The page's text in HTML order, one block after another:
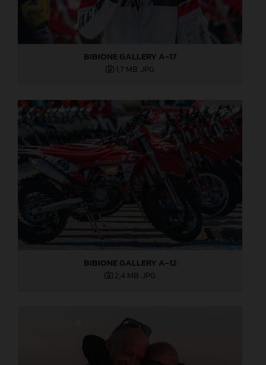
BIBIONE GALLERY A-17
1,7 MB .JPG
BIBIONE GALLERY A-12
2,4 MB .JPG